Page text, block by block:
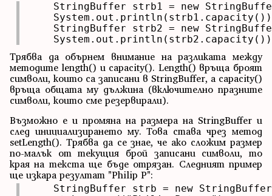
StringBuffer strb1 = new
StringBuffer strb2 = new
Трябва да обърнем внимание на разликата между
методите length() и capacity(). Length() връща броят
символи, които са записани в StringBuffer, а capacity()
връща общата му дължина (включително празните
символи, които сме резервирали).
Възможно е и промяна на размера на StringBuffer и
след инициализирането му. Това става чрез метод
setLength(). Трябва да се знае, че ако сложим размер
по-малък от текущия брой записани символи, то
края на текста ще бъде отрязан. Следният пример
ще изкара резултат "Philip P":
StringBuffer strb = new